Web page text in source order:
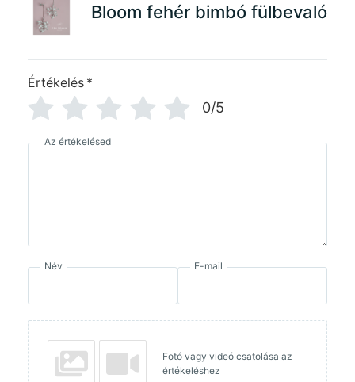
Bloom fehér bimbó fülbevaló
Értékelés *
0/5
Az értékelésed
Név E-mail
Fotó vagy videó csatolása az
értékeléshez